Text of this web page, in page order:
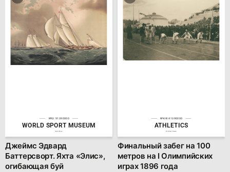
№GI 91390000
WORLD SPORT MUSEUM
family.kiiids.art
Джеймс Эдвард
Баттерсворт. Яхта «Элис»,
огибающая буй
№KW 41390000
ATHLETICS
World Sport Museum
Финальный забег на 100
метров на I Олимпийских
играх 1896 года